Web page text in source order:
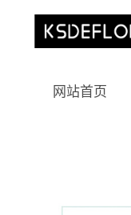
网站首页